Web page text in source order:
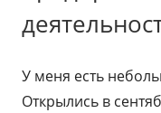
У меня есть
Открылись в